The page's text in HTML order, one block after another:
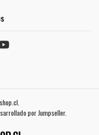
por Jumpseller.